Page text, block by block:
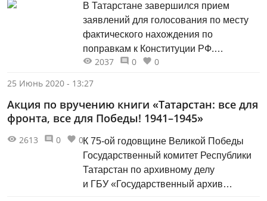
В Татарстане завершился прием
заявлений для голосования по месту
фактического нахождения по
поправкам к Конституции РФ.
#КонституцияРФТМ
2037 0
0
25 Июнь 2020 - 13:27
Акция по вручению книги «Татарстан: все для
фронта, все для Победы! 1941–1945»
К 75-ой годовщине Великой Победы
Государственный комитет Республики
Татарстан по архивному делу
и ГБУ «Государственный архив
2613 0 0